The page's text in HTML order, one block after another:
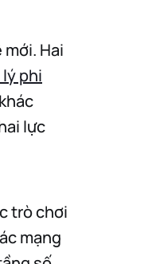
Hai
phi
lực
trò chơi
mạng